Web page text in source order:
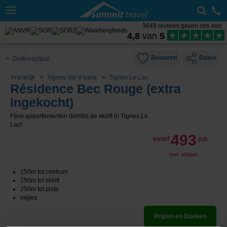
Toggle
3649 reviews geven ons een
4,8 van 5
< Zoekresultaat Bewaren Delen
Frankrijk Tignes-Val d’Isère Tignes Le Lac
Résidence Bec Rouge (extra
ingekocht)
Fijne appartementen dichtbij de skilift in Tignes Le
Lac!
vanaf 493 p.p.
incl. skipas
150m tot centrum
250m tot skilift
250m tot piste
logies
Prijzen en Boeken